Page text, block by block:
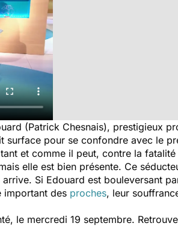
(Patrick Chesnais), prestigieux
surface pour se confondre avec le
et comme il peut, contre la
elle est bien présente. Ce
Si Edouard est bouleversant
important des proches, leur
, le mercredi 19 septembre.